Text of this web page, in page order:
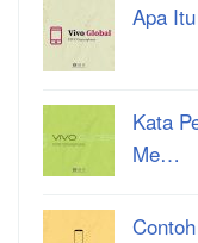
Apa
Kata
Me…